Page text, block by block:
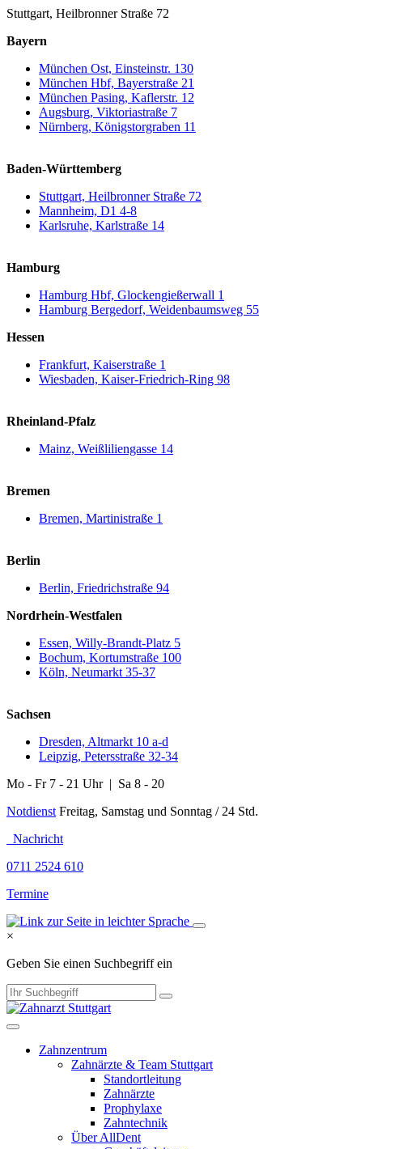
Stuttgart, Heilbronner Straße 72
Bayern
München Ost, Einsteinstr. 130
München Hbf, Bayerstraße 21
München Pasing, Kaflerstr. 12
Augsburg, Viktoriastraße 7
Nürnberg, Königstorgraben 11
Baden-Württemberg
Stuttgart, Heilbronner Straße 72
Mannheim, D1 4-8
Karlsruhe, Karlstraße 14
Hamburg
Hamburg Hbf, Glockengießerwall 1
Hamburg Bergedorf, Weidenbaumsweg 55
Hessen
Frankfurt, Kaiserstraße 1
Wiesbaden, Kaiser-Friedrich-Ring 98
Rheinland-Pfalz
Mainz, Weißliliengasse 14
Bremen
Bremen, Martinistraße 1
Berlin
Berlin, Friedrichstraße 94
Nordrhein-Westfalen
Essen, Willy-Brandt-Platz 5
Bochum, Kortumstraße 100
Köln, Neumarkt 35-37
Sachsen
Dresden, Altmarkt 10 a-d
Leipzig, Petersstraße 32-34
Mo - Fr 7 - 21 Uhr | Sa 8 - 20
Notdienst Freitag, Samstag und Sonntag / 24 Std.
Nachricht
0711 2524 610
Termine
×
Geben Sie einen Suchbegriff ein
Zahnzentrum
Zahnärzte & Team Stuttgart
Standortleitung
Zahnärzte
Prophylaxe
Zahntechnik
Über AllDent